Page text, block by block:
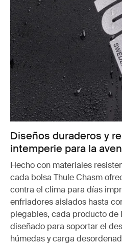
Diseños duraderos y
intemperie para la
Hecho con materiales
cada bolsa Thule Chasm
contra el clima para días
enfriadores aislados hasta
plegables, cada producto de
diseñado para soportar el
húmedas y carga